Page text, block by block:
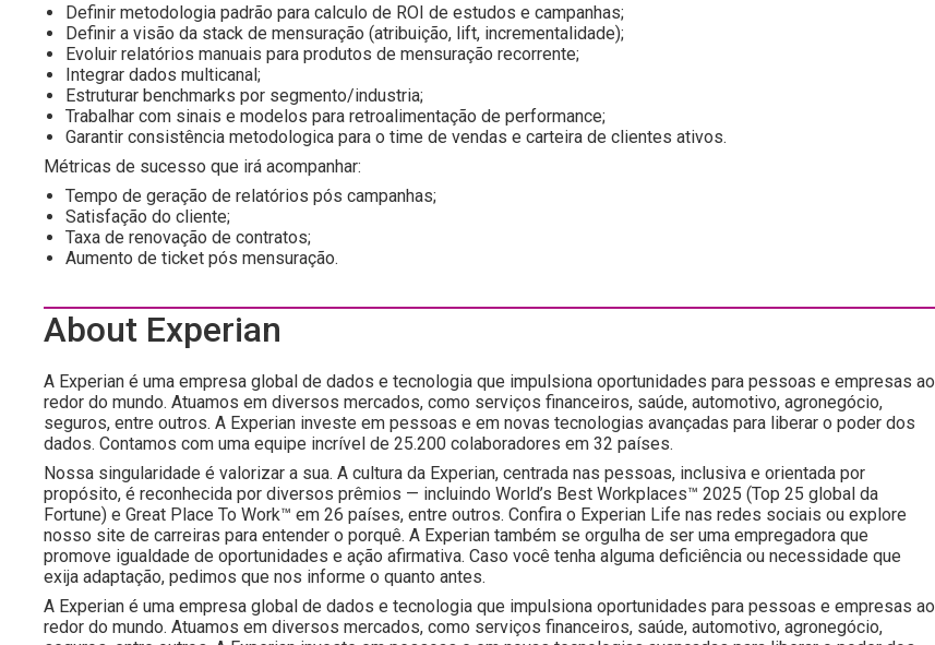
Definir metodologia padrão para calculo de ROI de estudos e campanhas;
Definir a visão da stack de mensuração (atribuição, lift, incrementalidade);
Evoluir relatórios manuais para produtos de mensuração recorrente;
Integrar dados multicanal;
Estruturar benchmarks por segmento/industria;
Trabalhar com sinais e modelos para retroalimentação de performance;
Garantir consistência metodologica para o time de vendas e carteira de clientes ativos.
Métricas de sucesso que irá acompanhar:
Tempo de geração de relatórios pós campanhas;
Satisfação do cliente;
Taxa de renovação de contratos;
Aumento de ticket pós mensuração.
About Experian
A Experian é uma empresa global de dados e tecnologia que impulsiona oportunidades para pessoas e empresas ao
redor do mundo. Atuamos em diversos mercados, como serviços financeiros, saúde, automotivo, agronegócio,
seguros, entre outros. A Experian investe em pessoas e em novas tecnologias avançadas para liberar o poder dos
dados. Contamos com uma equipe incrível de 25.200 colaboradores em 32 países.
Nossa singularidade é valorizar a sua. A cultura da Experian, centrada nas pessoas, inclusiva e orientada por
propósito, é reconhecida por diversos prêmios — incluindo World’s Best Workplaces™ 2025 (Top 25 global da
Fortune) e Great Place To Work™ em 26 países, entre outros. Confira o Experian Life nas redes sociais ou explore
nosso site de carreiras para entender o porquê. A Experian também se orgulha de ser uma empregadora que
promove igualdade de oportunidades e ação afirmativa. Caso você tenha alguma deficiência ou necessidade que
exija adaptação, pedimos que nos informe o quanto antes.
A Experian é uma empresa global de dados e tecnologia que impulsiona oportunidades para pessoas e empresas ao
redor do mundo. Atuamos em diversos mercados, como serviços financeiros, saúde, automotivo, agronegócio,